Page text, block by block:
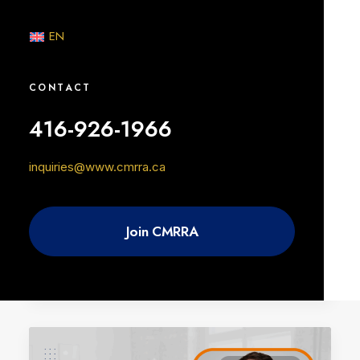
EN
CONTACT
416-926-1966
inquiries@www.cmrra.ca
Join CMRRA
8 octobre 2024
Avant-scène : Emma Brown